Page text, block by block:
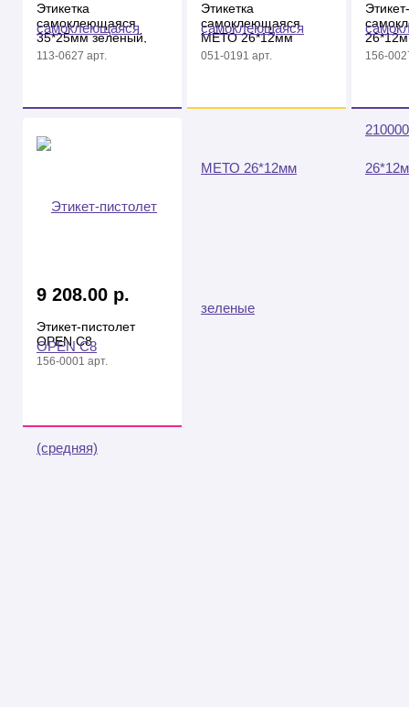
Этикетка
самоклеющаяся
35*25мм зеленый,
200шт/рулон
113-0627 арт.
Этикетка
самоклеющаяся
МЕТО 26*12мм
зеленые
051-0191 арт. 156-
9 208.00 р.
Этикет-пистолет
OPEN С8
156-0001 арт.